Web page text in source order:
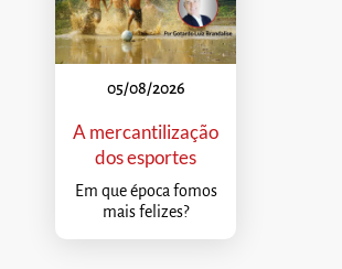
05/08/2026
A mercantilização
dos esportes
Em que época fomos
mais felizes?